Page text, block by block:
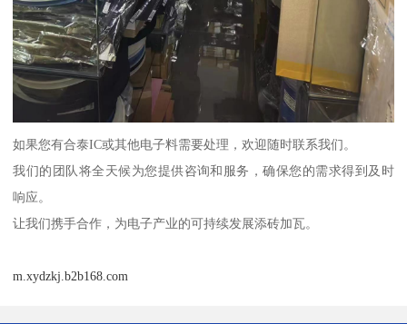
如果您有合泰IC或其他电子料需要处理，欢迎随时联系我们。
我们的团队将全天候为您提供咨询和服务，确保您的需求得到及时
响应。
让我们携手合作，为电子产业的可持续发展添砖加瓦。
m.xydzkj.b2b168.com